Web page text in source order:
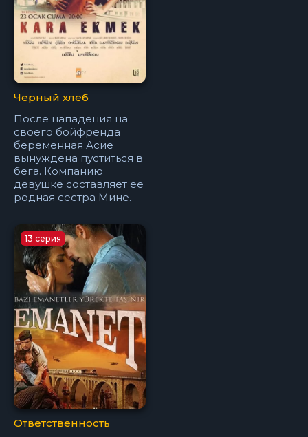
Черный хлеб
После нападения на
своего бойфренда
беременная Асие
вынуждена пуститься в
бега. Компанию
девушке составляет ее
родная сестра Мине.
13 серия
Ответственность